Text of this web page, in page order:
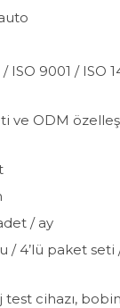
/ ISO 9001 / ISO
ve ODM
/ ay
/ 4’lü paket
test cihazı,